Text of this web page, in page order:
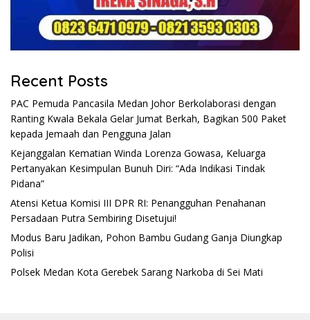
Recent Posts
PAC Pemuda Pancasila Medan Johor Berkolaborasi dengan
Ranting Kwala Bekala Gelar Jumat Berkah, Bagikan 500 Paket
kepada Jemaah dan Pengguna Jalan
Kejanggalan Kematian Winda Lorenza Gowasa, Keluarga
Pertanyakan Kesimpulan Bunuh Diri: “Ada Indikasi Tindak
Pidana”
Atensi Ketua Komisi III DPR RI: Penangguhan Penahanan
Persadaan Putra Sembiring Disetujui!
Modus Baru Jadikan, Pohon Bambu Gudang Ganja Diungkap
Polisi
Polsek Medan Kota Gerebek Sarang Narkoba di Sei Mati